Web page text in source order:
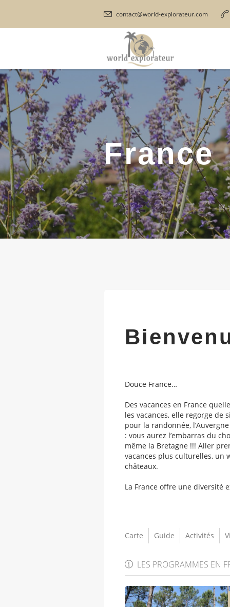
contact@world-explorateur.com
France
Douce France…
Des vacances en France
les vacances, elle regorge de
pour la randonnée,
: vous aurez l’embarras du
même la Bretagne !!! Aller
vacances plus culturelles, un
châteaux.
La France offre une diversité
Carte Guide Activités
LES PROGRAMMES EN